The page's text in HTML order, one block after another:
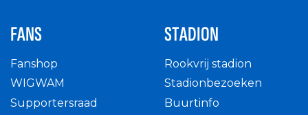
FANS
Fanshop
WIGWAM
Supportersraad
STADION
Rookvrij stadion
Stadionbezoeken
Buurtinfo